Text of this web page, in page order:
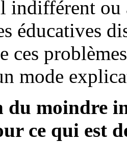
indifférent ou
éducatives
ces
mode
du moindre
ce qui est